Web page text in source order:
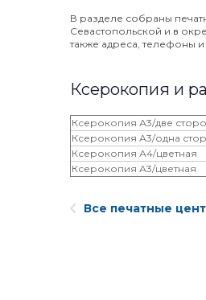
В разделе собраны
Севастопольской и в
также адреса, телефоны
Ксерокопия и
Ксерокопия А3/две
Ксерокопия А3/одна
Ксерокопия А4/цветная
Ксерокопия А3/цветная
Все печатные